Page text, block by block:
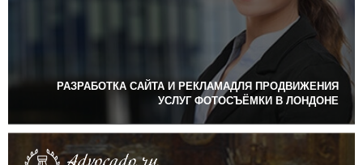
РАЗРАБОТКА САЙТА И РЕКЛАМАДЛЯ ПРОДВИЖЕНИЯ
УСЛУГ ФОТОСЪЁМКИ В ЛОНДОНЕ